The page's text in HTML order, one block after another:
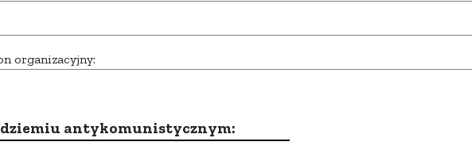
organizacyjny:
antykomunistycznym: